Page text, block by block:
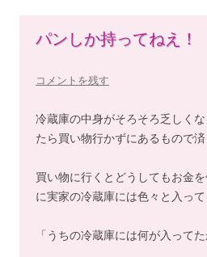
パンしか持ってねえ！
コメントを残す
冷蔵庫の中身がそろそろ乏しく
たら買い物行かずにあるもので済
買い物に行くとどうしてもお金
に実家の冷蔵庫には色々と入って
「うちの冷蔵庫には何が入ってた